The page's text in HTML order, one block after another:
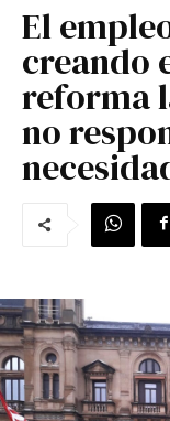
El
creando
reforma
no